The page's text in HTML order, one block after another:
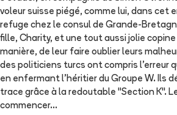
voleur suisse piégé, comme lui, dans cet
refuge chez le consul de Grande-
fille, Charity, et une tout aussi jolie
manière, de leur faire oublier leurs
des politiciens turcs ont compris l'erreur
en enfermant l'héritier du Groupe W. Ils
trace grâce à la redoutable "Section K".
commencer...